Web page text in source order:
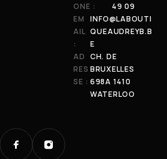
ONE :
49 09
EM
AIL
:
INFO@LABOUTI
QUEAUDREYB.B
E
AD
RES
SE :
CH. DE
BRUXELLES
698A 1410
WATERLOO